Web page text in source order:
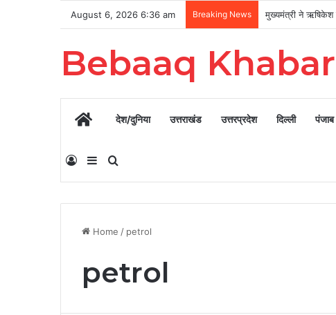
August 6, 2026 6:36 am Breaking News
Bebaaq Khabar
Homeदेश/दुनिया उत्तराखंड उत्तरप्रदेश दिल्ली पंजाब
Log InSidebarSearch for
Home / petrol
petrol